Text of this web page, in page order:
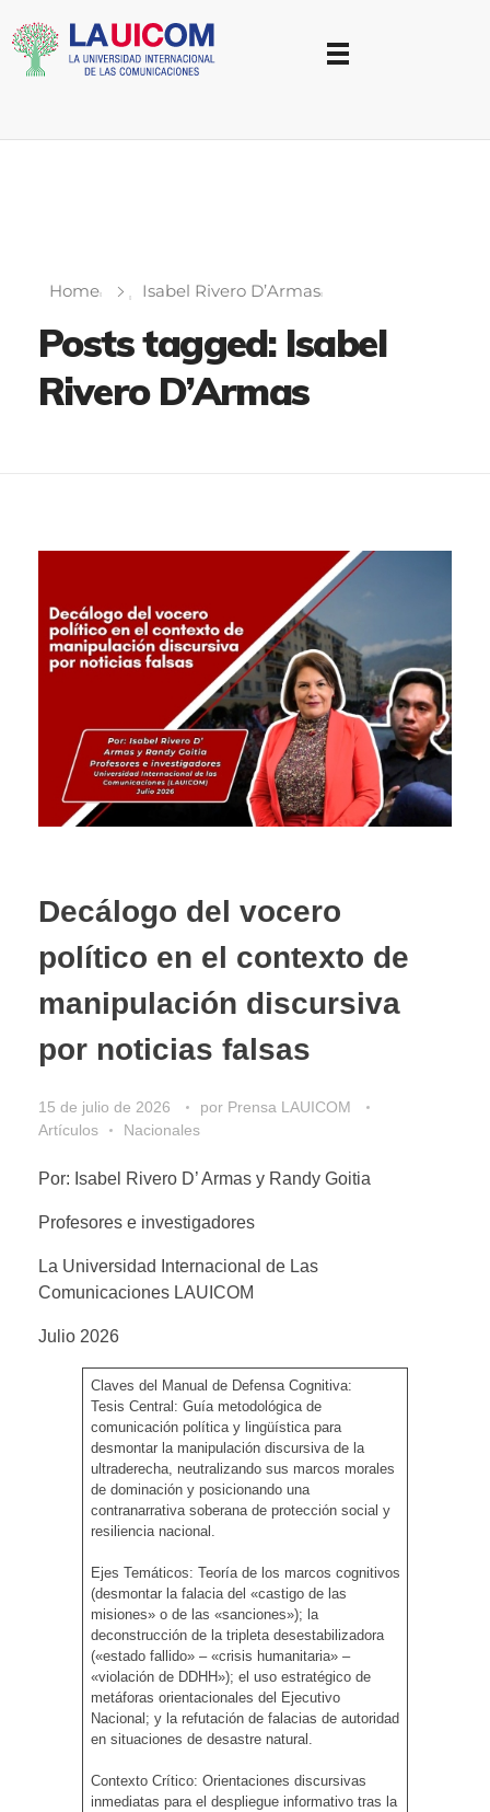
Home Isabel Rivero D’Armas
Posts tagged: Isabel
Rivero D’Armas
Decálogo del vocero
político en el contexto de
manipulación discursiva
por noticias falsas
15 de julio de 2026 por Prensa LAUICOM
Artículos
Nacionales
Por: Isabel Rivero D’ Armas y Randy Goitia
Profesores e investigadores
La Universidad Internacional de Las
Comunicaciones LAUICOM
Julio 2026
Claves del Manual de Defensa Cognitiva:
Tesis Central: Guía metodológica de
comunicación política y lingüística para
desmontar la manipulación discursiva de la
ultraderecha, neutralizando sus marcos morales
de dominación y posicionando una
contranarrativa soberana de protección social y
resiliencia nacional.
Ejes Temáticos: Teoría de los marcos cognitivos
(desmontar la falacia del «castigo de las
misiones» o de las «sanciones»); la
deconstrucción de la tripleta desestabilizadora
(«estado fallido» – «crisis humanitaria» –
«violación de DDHH»); el uso estratégico de
metáforas orientacionales del Ejecutivo
Nacional; y la refutación de falacias de autoridad
en situaciones de desastre natural.
Contexto Crítico: Orientaciones discursivas
inmediatas para el despliegue informativo tras la